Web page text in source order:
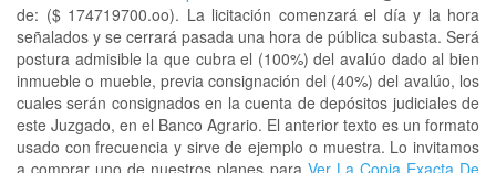
de: ($ 174719700.oo). La licitación comenzará el día y la hora
señalados y se cerrará pasada una hora de pública subasta. Será
postura admisible la que cubra el (100%) del avalúo dado al bien
inmueble o mueble, previa consignación del (40%) del avalúo, los
cuales serán consignados en la cuenta de depósitos judiciales de
este Juzgado, en el Banco Agrario. El anterior texto es un formato
usado con frecuencia y sirve de ejemplo o muestra. Lo invitamos
a comprar uno de nuestros planes para Ver La Copia Exacta De